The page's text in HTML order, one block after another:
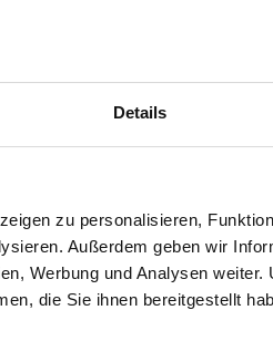
Details
zu personalisieren,
Außerdem geben wir
Werbung und Analysen
die Sie ihnen bereitgestellt